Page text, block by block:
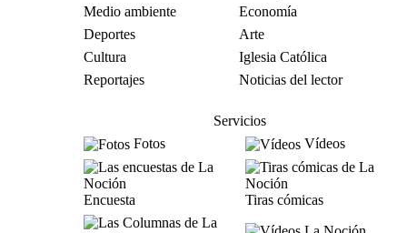
Medio ambiente
Economía
Deportes
Arte
Cultura
Iglesia Católica
Reportajes
Noticias del lector
Servicios
Fotos
Vídeos
Encuesta Tiras cómicas